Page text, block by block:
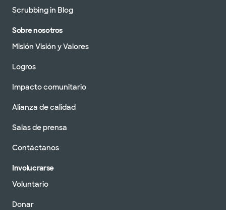
Scrubbing in Blog
Sobre nosotros
Misión Visión y Valores
Logros
Impacto comunitario
Alianza de calidad
Salas de prensa
Contáctanos
Involucrarse
Voluntario
Donar